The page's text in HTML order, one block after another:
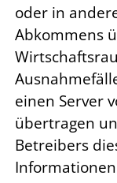
oder in
Abkommens
einen Server
übertragen
Betreibers